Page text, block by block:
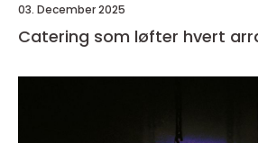
03. December 2025
Catering som løfter hvert